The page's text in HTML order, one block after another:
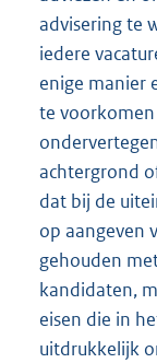
advisering te
iedere
enige manier
te
achtergrond
dat bij de
op aangeven
gehouden
kandidaten,
eisen die in
uitdrukkelijk